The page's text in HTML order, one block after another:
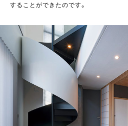
することができたのです。